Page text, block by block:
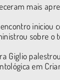
mais
iniciou
sobre o
Giglio
em